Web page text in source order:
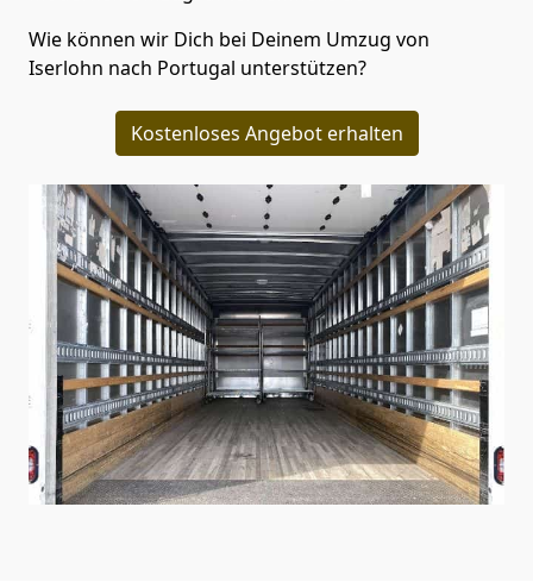
Wie können wir Dich bei Deinem Umzug von
Iserlohn nach Portugal unterstützen?
Kostenloses Angebot erhalten